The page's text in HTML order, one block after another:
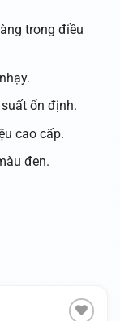
trong điều
ổn định.
cao cấp.
đen.